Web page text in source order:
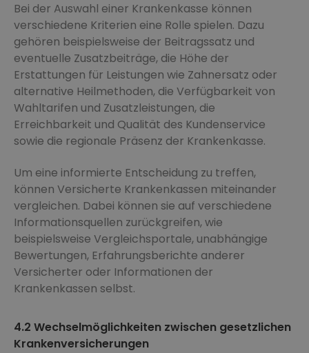
Bei der Auswahl einer Krankenkasse können
verschiedene Kriterien eine Rolle spielen. Dazu
gehören beispielsweise der Beitragssatz und
eventuelle Zusatzbeiträge, die Höhe der
Erstattungen für Leistungen wie Zahnersatz oder
alternative Heilmethoden, die Verfügbarkeit von
Wahltarifen und Zusatzleistungen, die
Erreichbarkeit und Qualität des Kundenservice
sowie die regionale Präsenz der Krankenkasse.
Um eine informierte Entscheidung zu treffen,
können Versicherte Krankenkassen miteinander
vergleichen. Dabei können sie auf verschiedene
Informationsquellen zurückgreifen, wie
beispielsweise Vergleichsportale, unabhängige
Bewertungen, Erfahrungsberichte anderer
Versicherter oder Informationen der
Krankenkassen selbst.
4.2 Wechselmöglichkeiten zwischen gesetzlichen
Krankenversicherungen